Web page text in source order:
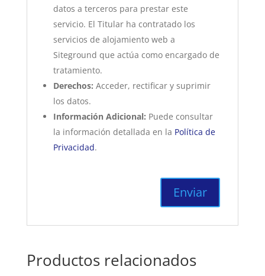
datos a terceros para prestar este
servicio. El Titular ha contratado los
servicios de alojamiento web a
Siteground que actúa como encargado de
tratamiento.
Derechos: Acceder, rectificar y suprimir
los datos.
Información Adicional: Puede consultar
la información detallada en la Política de
Privacidad.
Productos relacionados